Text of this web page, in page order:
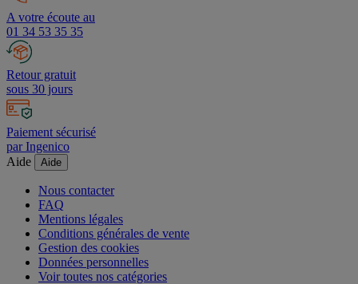
A votre écoute au
01 34 53 35 35
Retour gratuit
sous 30 jours
Paiement sécurisé
par Ingenico
Aide
Aide
Nous contacter
FAQ
Mentions légales
Conditions générales de vente
Gestion des cookies
Données personnelles
Voir toutes nos catégories